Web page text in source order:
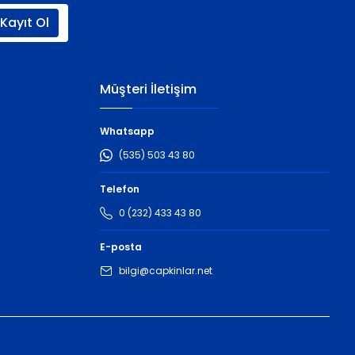
Kayıt Ol
Müşteri İletişim
Whatsapp
(535) 503 43 80
Telefon
0 (232) 433 43 80
E-posta
bilgi@capkinlar.net